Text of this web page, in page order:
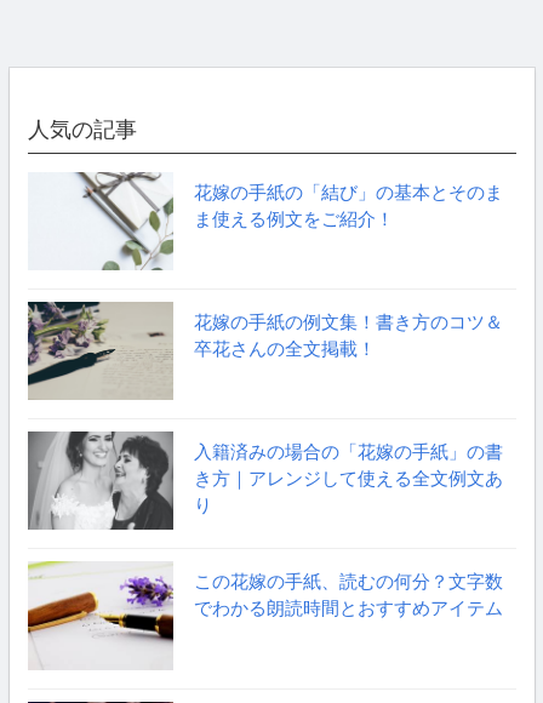
人気の記事
花嫁の手紙の「結び」の基本とそのま
ま使える例文をご紹介！
花嫁の手紙の例文集！書き方のコツ＆
卒花さんの全文掲載！
入籍済みの場合の「花嫁の手紙」の書
き方｜アレンジして使える全文例文あ
り
この花嫁の手紙、読むの何分？文字数
でわかる朗読時間とおすすめアイテム